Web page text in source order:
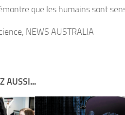
que les humains sont
NEWS AUSTRALIA
AUSSI...